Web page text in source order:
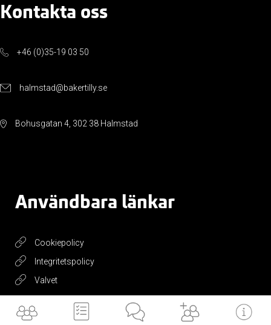
Kontakta oss
+46 (0)35-19 03 50
halmstad@bakertilly.se
Bohusgatan 4, 302 38 Halmstad
Användbara länkar
Cookiepolicy
Integritetspolicy
Valvet